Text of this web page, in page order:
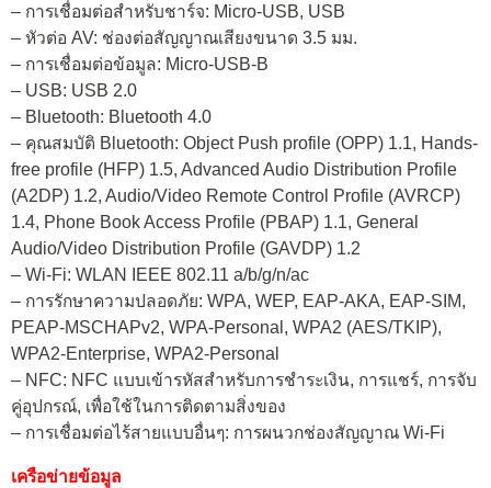
– การเชื่อมต่อสำหรับชาร์จ: Micro-USB, USB
– หัวต่อ AV: ช่องต่อสัญญาณเสียงขนาด 3.5 มม.
– การเชื่อมต่อข้อมูล: Micro-USB-B
– USB: USB 2.0
– Bluetooth: Bluetooth 4.0
– คุณสมบัติ Bluetooth: Object Push profile (OPP) 1.1, Hands-
free profile (HFP) 1.5, Advanced Audio Distribution Profile
(A2DP) 1.2, Audio/Video Remote Control Profile (AVRCP)
1.4, Phone Book Access Profile (PBAP) 1.1, General
Audio/Video Distribution Profile (GAVDP) 1.2
– Wi-Fi: WLAN IEEE 802.11 a/b/g/n/ac
– การรักษาความปลอดภัย: WPA, WEP, EAP-AKA, EAP-SIM,
PEAP-MSCHAPv2, WPA-Personal, WPA2 (AES/TKIP),
WPA2-Enterprise, WPA2-Personal
– NFC: NFC แบบเข้ารหัสสำหรับการชำระเงิน, การแชร์, การจับ
คู่อุปกรณ์, เพื่อใช้ในการติดตามสิ่งของ
– การเชื่อมต่อไร้สายแบบอื่นๆ: การผนวกช่องสัญญาณ Wi-Fi
เครือข่ายข้อมูล